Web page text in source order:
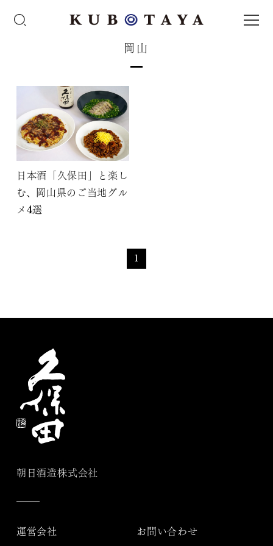
岡山
日本酒「久保田」と楽し
む、岡山県のご当地グル
メ4選
1
朝日酒造株式会社
運営会社 お問い合わせ